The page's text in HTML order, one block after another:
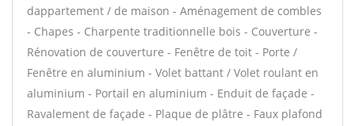
dappartement / de maison - Aménagement de combles
- Chapes - Charpente traditionnelle bois - Couverture -
Rénovation de couverture - Fenêtre de toit - Porte /
Fenêtre en aluminium - Volet battant / Volet roulant en
aluminium - Portail en aluminium - Enduit de façade -
Ravalement de façade - Plaque de plâtre - Faux plafond